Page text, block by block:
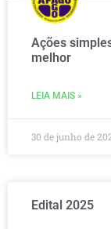
Ações
melhor
LEIA MAIS »
30 de junho de
Edital 2025